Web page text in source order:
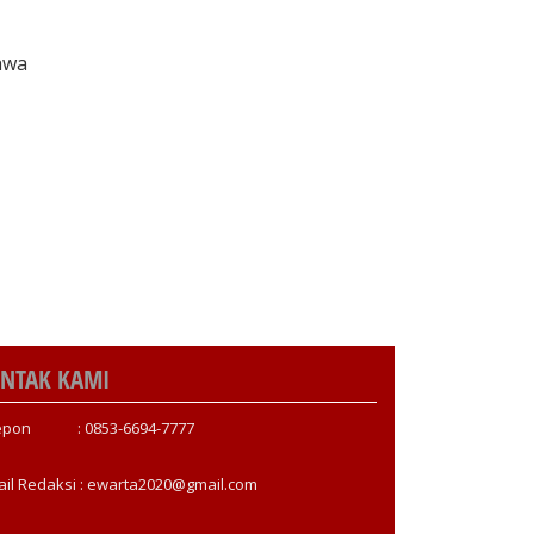
KAMI
: 0853-6694-7777
Redaksi : ewarta2020@gmail.com